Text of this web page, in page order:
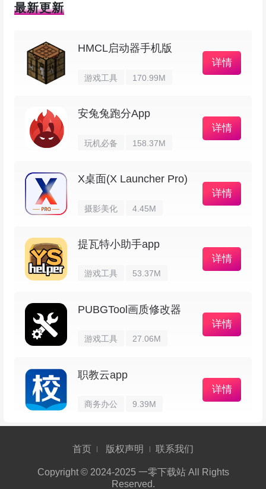
动签名的麻烦；
3、支持把 apk 解包、打包，打包完还能直接
4、集成了 Google 翻译，长按需要翻译的文
字会弹出翻译选项，翻译起来方便；
5、有个软件/游戏共存制作功能，需要注册，
长按想做共存的 apk 会弹出相关选项；
数据库，支持导入词典并管理，词典里的翻译条目
可以随意编辑（长按词典文件即可）；
7、带有文件管理器，常见的复制、重命名、
删除这些操作都有，长按文件名还能安装 APK；
里单个文件或整个目录（长按即可操作）；
9、资源分支可选，方便针对不同分辨率、语
apk编辑器怎么修改图标和名称
最新更新
HMCL启动器手机版
游戏工具 170.99M
详情
安兔兔跑分App
玩机必备 158.37M
详情
X桌面(X Launcher Pro)
摄影美化 4.45M
详情
提瓦特小助手app
游戏工具 53.37M
详情
PUBGTool画质修改器
游戏工具 27.06M
详情
职教云app
商务办公 9.39M
详情
首页 版权声明 联系我们
Copyright © 2024-2025 一零下载站 All Rights
Reserved.